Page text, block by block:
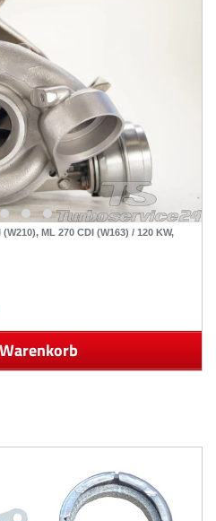
ML 270 CDI (W163) / 120 KW,